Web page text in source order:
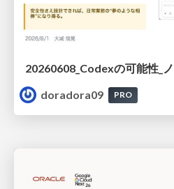
doradora09
PRO